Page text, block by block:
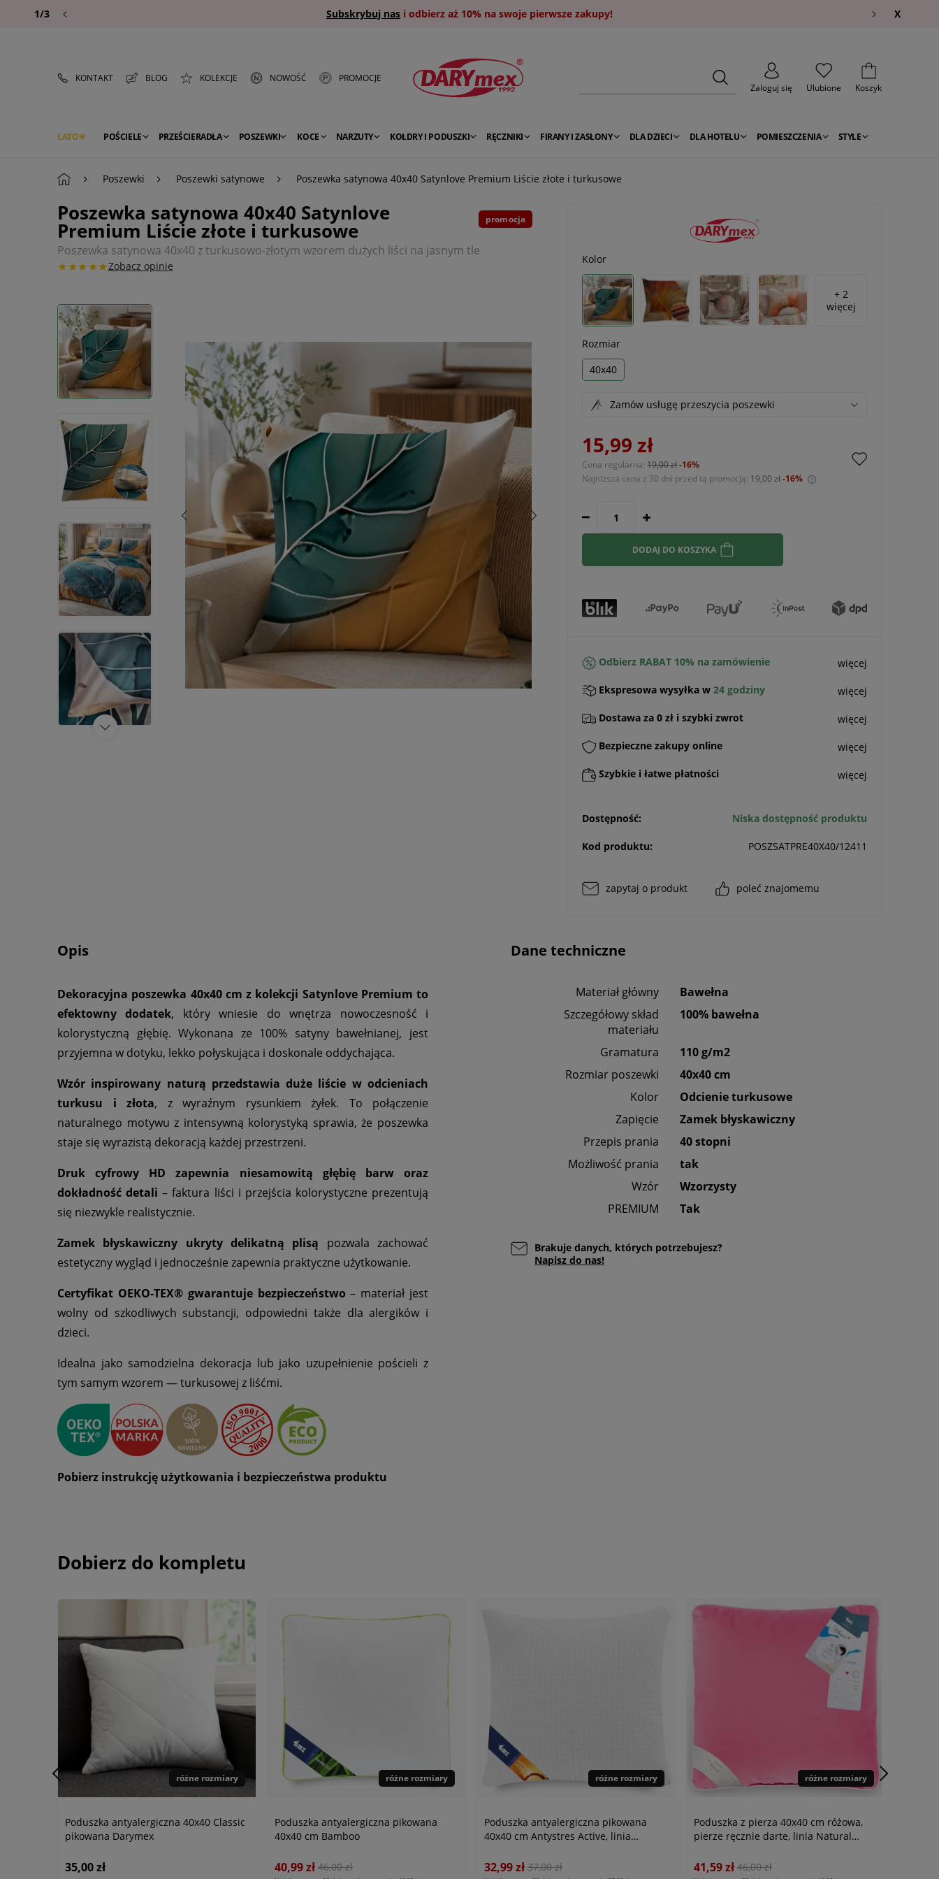
Subskrybuj nas i odbierz aż 10% na swoje pierwsze zakupy!
1/3 X
KONTAKT BLOG KOLEKCJE NOWOŚĆ
PROMOCJE
Zaloguj się
Ulubione Koszyk
LATO POŚCIELE PRZEŚCIERADŁA POSZEWKI KOCE NARZUTY KOŁDRY I PODUSZKI RĘCZNIKI FIRANY I ZASŁONY DLA DZIECI DLA HOTELU POMIESZCZENIA STYLE
Poszewki Poszewki satynowe Poszewka satynowa 40x40 Satynlove Premium Liście złote i turkusowe
Poszewka satynowa 40x40 Satynlove
Premium Liście złote i turkusowe
Poszewka satynowa 40x40 z turkusowo-złotym wzorem dużych liści na jasnym tle
★★★★★Zobacz opinie
promocja
Kolor
+ 2
więcej
Rozmiar
40x40
Zamów usługę przeszycia poszewki
15,99 zł
Cena regularna: 19,00 zł-16%
Najniższa cena z 30 dni przed tą promocją: 19,00 zł-16%
30 dni, wyświetlana jest najniższa cena od
momentu, kiedy produkt pojawił się w
sprzedaży.
DODAJ DO KOSZYKA
Odbierz RABAT 10% na zamówienie więcej
Ekspresowa wysyłka w 24 godziny więcej
Dostawa za 0 zł i szybki zwrot więcej
Bezpieczne zakupy online więcej
Szybkie i łatwe płatności więcej
Dostępność: Niska dostępność produktu
Kod produktu: POSZSATPRE40X40/12411
zapytaj o produkt poleć znajomemu
Opis
Dekoracyjna poszewka 40x40 cm z kolekcji Satynlove Premium to
efektowny dodatek, który wniesie do wnętrza nowoczesność i
kolorystyczną głębię. Wykonana ze 100% satyny bawełnianej, jest
przyjemna w dotyku, lekko połyskująca i doskonale oddychająca.
Wzór inspirowany naturą przedstawia duże liście w odcieniach
turkusu i złota, z wyraźnym rysunkiem żyłek. To połączenie
naturalnego motywu z intensywną kolorystyką sprawia, że poszewka
staje się wyrazistą dekoracją każdej przestrzeni.
Druk cyfrowy HD zapewnia niesamowitą głębię barw oraz
dokładność detali – faktura liści i przejścia kolorystyczne prezentują
się niezwykle realistycznie.
Zamek błyskawiczny ukryty delikatną plisą pozwala zachować
estetyczny wygląd i jednocześnie zapewnia praktyczne użytkowanie.
Certyfikat OEKO-TEX® gwarantuje bezpieczeństwo – materiał jest
wolny od szkodliwych substancji, odpowiedni także dla alergików i
dzieci.
Idealna jako samodzielna dekoracja lub jako uzupełnienie pościeli z
tym samym wzorem — turkusowej z liśćmi.
Pobierz instrukcję użytkowania i bezpieczeństwa produktu
Dane techniczne
Materiał główny
Bawełna
Szczegółowy skład
materiału
100% bawełna
Gramatura
110 g/m2
Rozmiar poszewki
40x40 cm
Kolor
Odcienie turkusowe
Zapięcie
Zamek błyskawiczny
Przepis prania
40 stopni
Możliwość prania
tak
Wzór
Wzorzysty
PREMIUM
Tak
Brakuje danych, których potrzebujesz?
Napisz do nas!
Dobierz do kompletu
różne rozmiary
Poduszka antyalergiczna 40x40 Classic
pikowana Darymex
35,00 zł
różne rozmiary
Poduszka antyalergiczna pikowana
40x40 cm Bamboo
40,99 zł 46,00 zł
różne rozmiary
Poduszka antyalergiczna pikowana
40x40 cm Antystres Active, linia
32,99 zł 37,00 zł
różne rozmiary
Poduszka z pierza 40x40 cm różowa,
pierze ręcznie darte, linia Natural
41,59 zł 46,00 zł